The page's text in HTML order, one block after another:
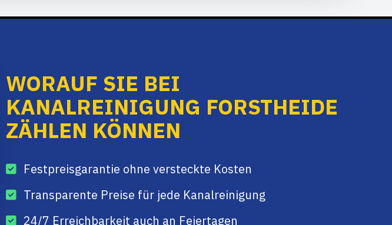
WORAUF SIE BEI
KANALREINIGUNG FORSTHEIDE
ZÄHLEN KÖNNEN
Festpreisgarantie ohne versteckte Kosten
Transparente Preise für jede Kanalreinigung
24/7 Erreichbarkeit auch an Feiertagen